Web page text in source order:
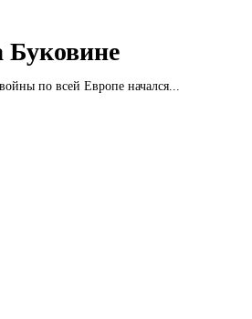
Буковине
по всей Европе начался...